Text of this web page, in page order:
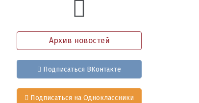
Архив новостей
Подписаться ВКонтакте
Подписаться на Одноклассники